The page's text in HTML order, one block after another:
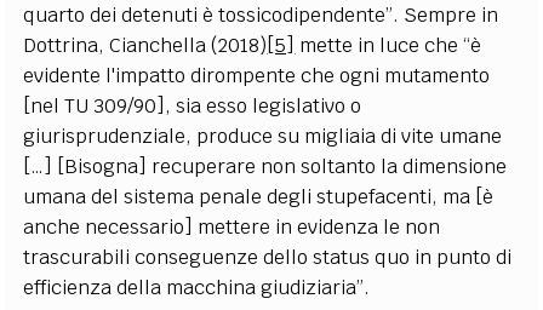
quarto dei detenuti è tossicodipendente”. Sempre in
Dottrina, Cianchella (2018)[5] mette in luce che “è
evidente l'impatto dirompente che ogni mutamento
[nel TU 309/90], sia esso legislativo o
giurisprudenziale, produce su migliaia di vite umane
[…] [Bisogna] recuperare non soltanto la dimensione
umana del sistema penale degli stupefacenti, ma [è
anche necessario] mettere in evidenza le non
trascurabili conseguenze dello status quo in punto di
efficienza della macchina giudiziaria”.